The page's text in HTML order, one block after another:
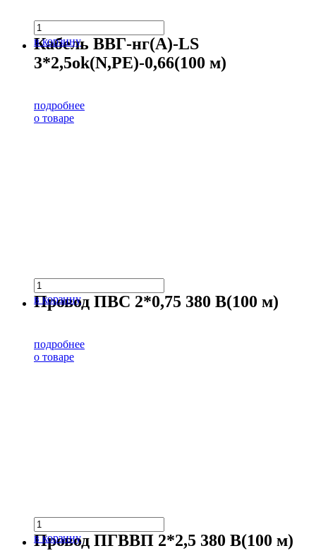
в корзину
Кабель ВВГ-нг(А)-LS
3*2,5ok(N,PE)-0,66(100 м)
подробнее
о товаре
в корзину
Провод ПВС 2*0,75 380 В(100 м)
подробнее
о товаре
в корзину
Провод ПГВВП 2*2,5 380 В(100 м)